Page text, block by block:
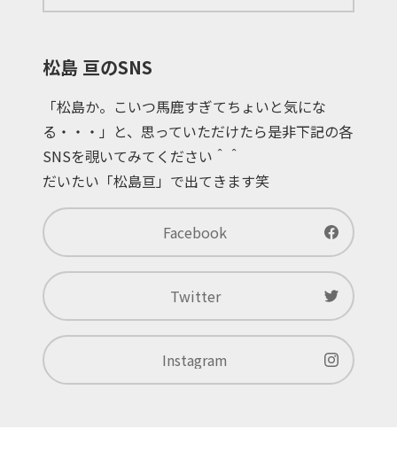
松島 亘のSNS
「松島か。こいつ馬鹿すぎてちょいと気にな
る・・・」と、思っていただけたら是非下記の各
SNSを覗いてみてください＾＾
だいたい「松島亘」で出てきます笑
Facebook
Twitter
Instagram